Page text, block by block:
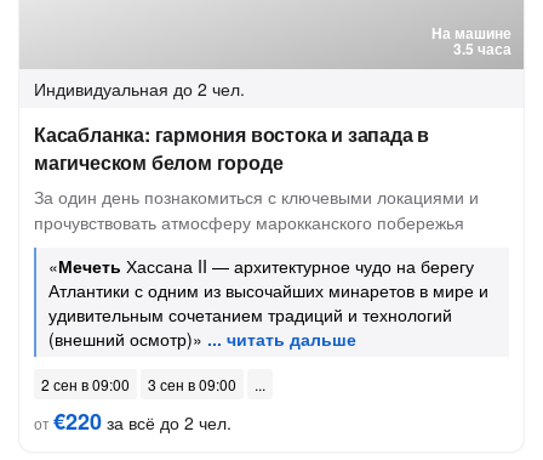
На машине
3.5 часа
Индивидуальная до 2 чел.
Касабланка: гармония востока и запада в
магическом белом городе
За один день познакомиться с ключевыми локациями и
прочувствовать атмосферу марокканского побережья
«Мечеть Хассана II — архитектурное чудо на берегу
Атлантики с одним из высочайших минаретов в мире и
удивительным сочетанием традиций и технологий
(внешний осмотр)»
2 сен в 09:00
3 сен в 09:00
от€220 за всё до 2 чел.